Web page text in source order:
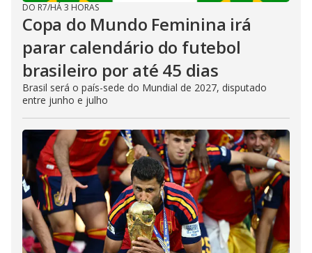
DO R7/HÁ 3 HORAS
Copa do Mundo Feminina irá
parar calendário do futebol
brasileiro por até 45 dias
Brasil será o país-sede do Mundial de 2027, disputado
entre junho e julho